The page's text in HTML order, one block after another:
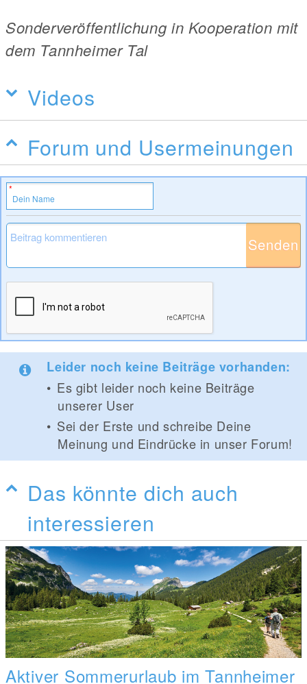
Sonderveröffentlichung in Kooperation mit
dem Tannheimer Tal
Videos
Forum und Usermeinungen
Senden
Leider noch keine Beiträge vorhanden:
Es gibt leider noch keine Beiträge
unserer User
Sei der Erste und schreibe Deine
Meinung und Eindrücke in unser Forum!
Das könnte dich auch
interessieren
Aktiver Sommerurlaub im Tannheimer